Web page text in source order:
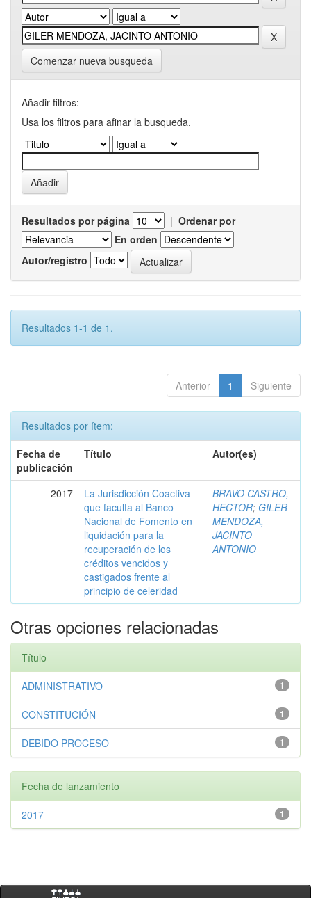
Comenzar nueva busqueda
Añadir filtros:
Usa los filtros para afinar la busqueda.
Resultados por página | Ordenar por
En orden
Autor/registro
Resultados 1-1 de 1.
Anterior 1 Siguiente
Resultados por ítem:
Fecha de
publicación
Título Autor(es)
2017
La Jurisdicción Coactiva
que faculta al Banco
Nacional de Fomento en
liquidación para la
recuperación de los
créditos vencidos y
castigados frente al
principio de celeridad
BRAVO CASTRO,
HECTOR; GILER
MENDOZA,
JACINTO
ANTONIO
Otras opciones relacionadas
Título
1
ADMINISTRATIVO
1
CONSTITUCIÓN
1
DEBIDO PROCESO
Fecha de lanzamiento
1
2017